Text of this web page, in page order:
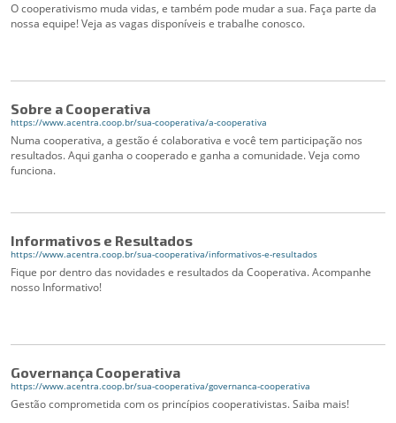
O cooperativismo muda vidas, e também pode mudar a sua. Faça parte da
nossa equipe! Veja as vagas disponíveis e trabalhe conosco.
Sobre a Cooperativa
https://www.acentra.coop.br/sua-cooperativa/a-cooperativa
Numa cooperativa, a gestão é colaborativa e você tem participação nos
resultados. Aqui ganha o cooperado e ganha a comunidade. Veja como
funciona.
Informativos e Resultados
https://www.acentra.coop.br/sua-cooperativa/informativos-e-resultados
Fique por dentro das novidades e resultados da Cooperativa. Acompanhe
nosso Informativo!
Governança Cooperativa
https://www.acentra.coop.br/sua-cooperativa/governanca-cooperativa
Gestão comprometida com os princípios cooperativistas. Saiba mais!